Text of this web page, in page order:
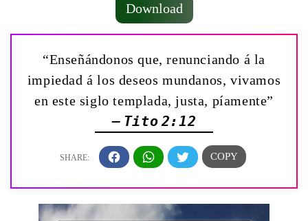
Download
“Enseñándonos que, renunciando á la
impiedad á los deseos mundanos, vivamos
en este siglo templada, justa, píamente”
— Tito 2:12